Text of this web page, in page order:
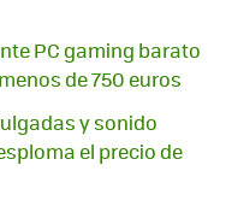
PC gaming barato
de 750 euros
y sonido
el precio de